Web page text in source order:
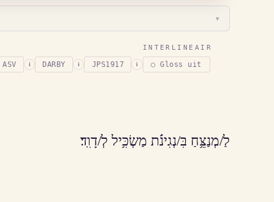
▾
ASV i DARBY i JPS1917 i
INTERLINEAIR
○ Gloss uit
לַ/מְנַצֵּ֥חַ בִּ/נְגִינֹ֗ת מַשְׂכִּ֥יל לְ/דָוִֽד׃